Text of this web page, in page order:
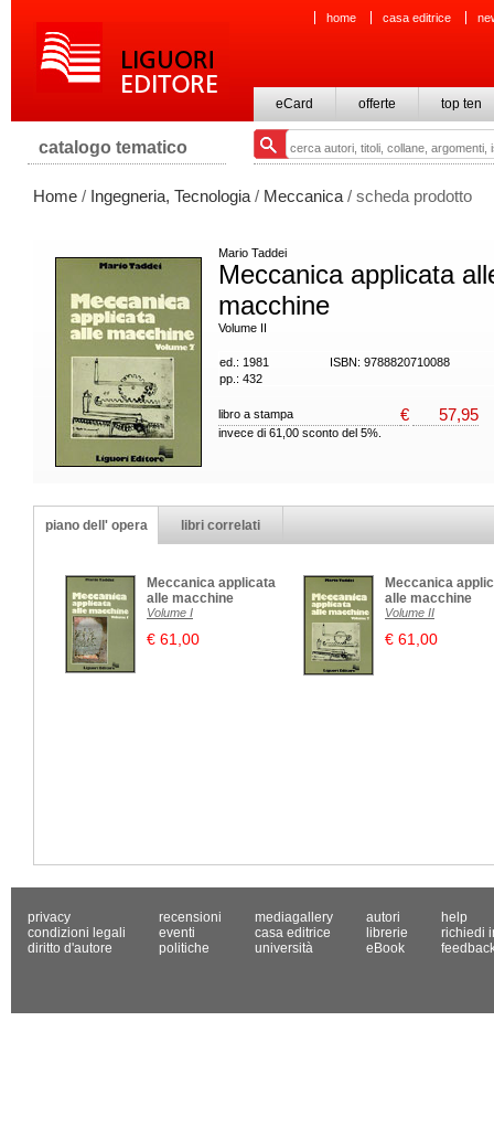
home casa editrice
eCard offerte top ten
catalogo tematico
Home / Ingegneria, Tecnologia / Meccanica / scheda prodotto
Mario Taddei
Meccanica applicata
macchine
Volume II
ed.: 1981
ISBN: 9788820710088
pp.: 432
libro a stampa € 57,95
invece di 61,00 sconto del 5%.
piano dell' opera libri correlati
Meccanica applicata
alle macchine
Volume I
€ 61,00
Meccanica
alle macchine
Volume II
€ 61,00
privacy
condizioni legali
diritto d'autore
recensioni
eventi
politiche
mediagallery
casa editrice
università
autori
librerie
eBook
help
richiedi